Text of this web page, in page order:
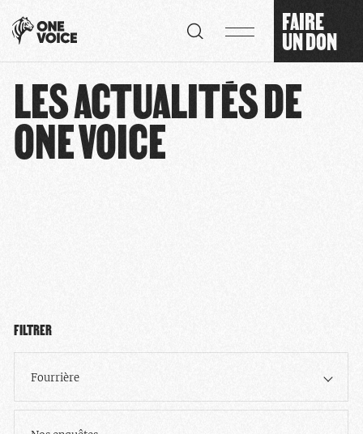
FAIRE
UN DON
LES ACTUALITÉS DE
ONE VOICE
FILTRER
Fourrière